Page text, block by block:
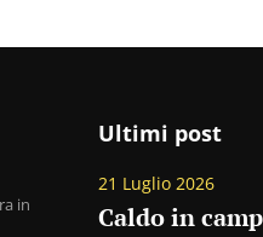
in
Ultimi post
21 Luglio 2026
Caldo in